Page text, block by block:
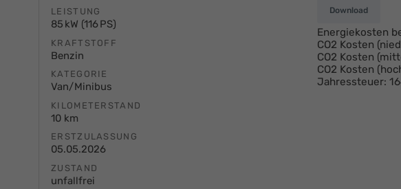
LEISTUNG
85 kW (116 PS)
KRAFTSTOFF
Benzin
KATEGORIE
Van/Minibus
KILOMETERSTAND
10 km
ERSTZULASSUNG
05.05.2026
ZUSTAND
unfallfrei
Download
Energiekosten
CO2 Kosten
CO2 Kosten
CO2 Kosten
Jahressteuer: